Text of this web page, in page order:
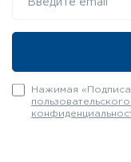
Нажимая